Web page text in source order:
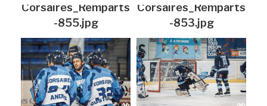
Corsaires_Remparts
-855.jpg
Corsaires_Remparts
-853.jpg